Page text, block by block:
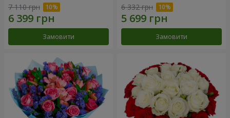
7 110 грн
Замовити
6 332 грн
Замовити